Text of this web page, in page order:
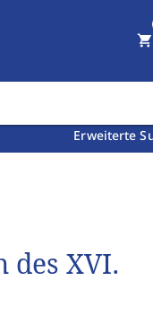
Erweiterte
shopping_cart
des XVI.